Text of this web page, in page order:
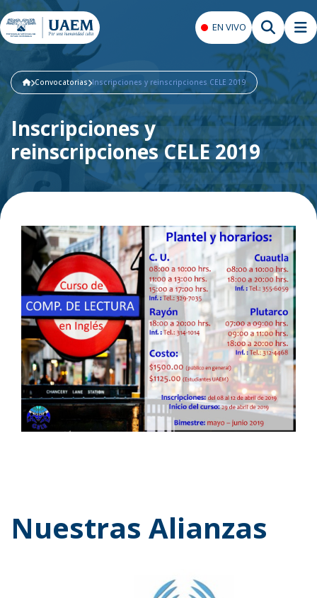
EN VIVO
Convocatorias Inscripciones y reinscripciones CELE 2019
Inscripciones y
reinscripciones CELE 2019
Nuestras Alianzas